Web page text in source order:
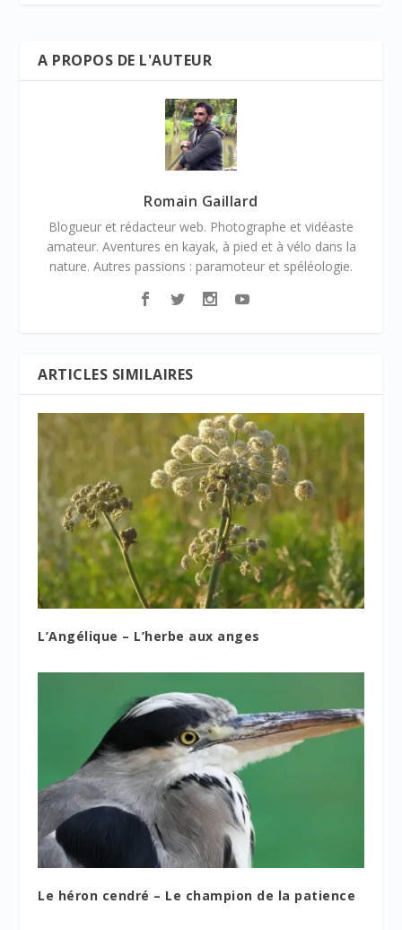
A PROPOS DE L'AUTEUR
Romain Gaillard
Blogueur et rédacteur web. Photographe et vidéaste
amateur. Aventures en kayak, à pied et à vélo dans la
nature. Autres passions : paramoteur et spéléologie.
ARTICLES SIMILAIRES
L’Angélique – L’herbe aux anges
Le héron cendré – Le champion de la patience